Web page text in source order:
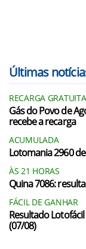
Últimas
RECARGA GRATUITA
Gás do Povo de
recebe a recarga
ACUMULADA
Lotomania 2960
ÀS 21 HORAS
Quina 7086:
FÁCIL DE GANHAR
Resultado
(07/08)